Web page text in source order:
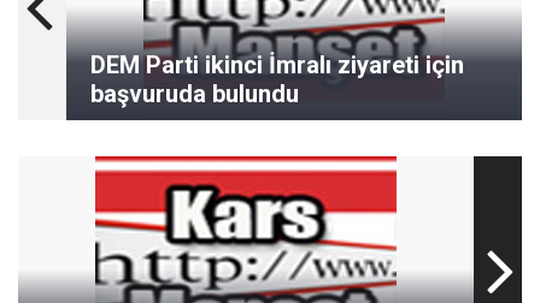
DEM Parti ikinci İmralı ziyareti için
başvuruda bulundu